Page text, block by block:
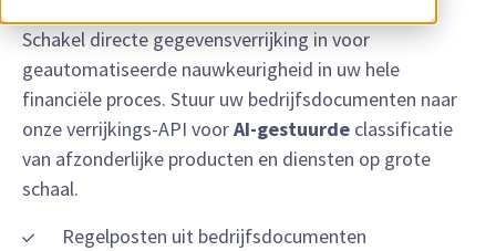
Schakel directe gegevensverrijking in voor
geautomatiseerde nauwkeurigheid in uw hele
financiële proces. Stuur uw bedrijfsdocumenten naar
onze verrijkings-API voorAI-gestuurde classificatie
van afzonderlijke producten en diensten op grote
schaal.
Regelposten uit bedrijfsdocumenten